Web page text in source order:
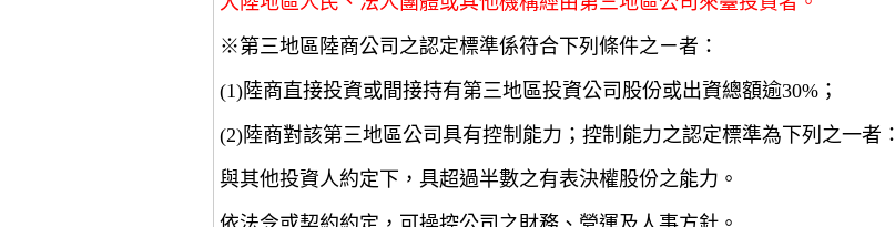
※第三地區陸商公司之認定標準係符合下列條件之ㄧ者：
(1)陸商直接投資或間接持有第三地區投資公司股份或出資總額逾30%；
(2)陸商對該第三地區公司具有控制能力；控制能力之認定標準為下列之一者：
與其他投資人約定下，具超過半數之有表決權股份之能力。